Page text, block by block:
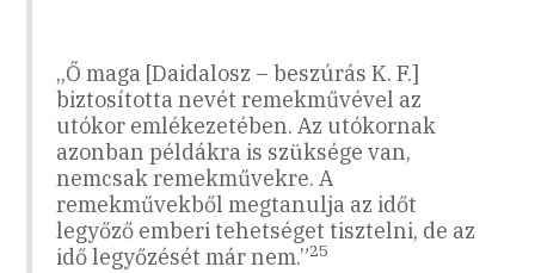
„Ő maga [Daidalosz – beszúrás K. F.]
biztosította nevét remekművével az
utókor emlékezetében. Az utókornak
azonban példákra is szüksége van,
nemcsak remekművekre. A
remekművekből megtanulja az időt
legyőző emberi tehetséget tisztelni, de az
idő legyőzését már nem.”25